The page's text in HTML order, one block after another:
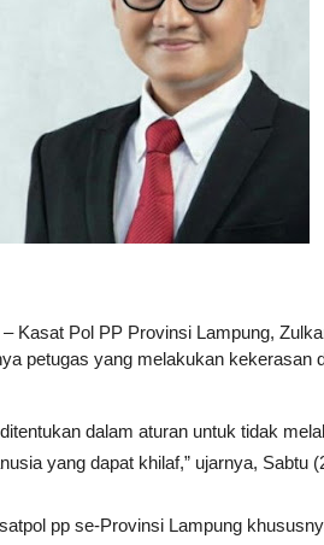
Kasat Pol PP Provinsi Lampung,
petugas yang melakukan kekerasan
dalam aturan untuk tidak
yang dapat khilaf,” ujarnya, Sabtu
pp se-Provinsi Lampung